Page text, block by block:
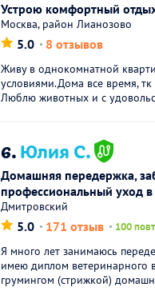
Устрою комфортный
Москва, район Лианозово
5.0 8 отзывов
Живу в однокомнатной
условиями.Дома все время,
Люблю животных и с
6.Юлия С.
Домашняя передержка,
профессиональный уход
Дмитровский
5.0 171 отзыв 100
Я много лет занимаюсь
имею диплом ветеринарного
грумингом (стрижкой)